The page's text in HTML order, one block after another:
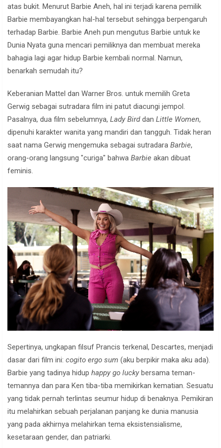
atas bukit. Menurut Barbie Aneh, hal ini terjadi karena pemilik
Barbie membayangkan hal-hal tersebut sehingga berpengaruh
terhadap Barbie. Barbie Aneh pun mengutus Barbie untuk ke
Dunia Nyata guna mencari pemiliknya dan membuat mereka
bahagia lagi agar hidup Barbie kembali normal. Namun,
benarkah semudah itu?
Keberanian Mattel dan Warner Bros. untuk memilih Greta
Gerwig sebagai sutradara film ini patut diacungi jempol.
Pasalnya, dua film sebelumnya, Lady Birddan Little Women,
dipenuhi karakter wanita yang mandiri dan tangguh. Tidak heran
saat nama Gerwig mengemuka sebagai sutradara Barbie,
orang-orang langsung "curiga" bahwa Barbie akan dibuat
feminis.
Sepertinya, ungkapan filsuf Prancis terkenal, Descartes, menjadi
dasar dari film ini: cogito ergo sum (aku berpikir maka aku ada).
Barbie yang tadinya hidup happy go lucky bersama teman-
temannya dan para Ken tiba-tiba memikirkan kematian. Sesuatu
yang tidak pernah terlintas seumur hidup di benaknya. Pemikiran
itu melahirkan sebuah perjalanan panjang ke dunia manusia
yang pada akhirnya melahirkan tema eksistensialisme,
kesetaraan gender, dan patriarki.